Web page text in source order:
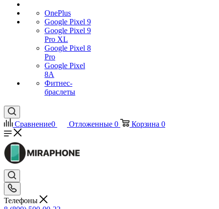
OnePlus
Google Pixel 9
Google Pixel 9
Pro XL
Google Pixel 8
Pro
Google Pixel
8A
Фитнес-
браслеты
Сравнение0 Отложенные 0 Корзина 0
Телефоны